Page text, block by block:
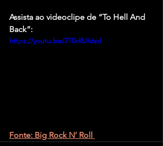
Assista ao videoclipe de “To Hell And
Back”:
https://youtu.be/3T0vl8Jh6pI
Fonte: Big Rock N’ Roll